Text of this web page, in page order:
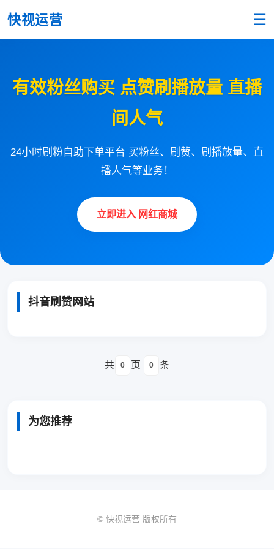
快视运营 ☰
有效粉丝购买 点赞刷播放量 直播
间人气
24小时刷粉自助下单平台 买粉丝、刷赞、刷播放量、直
播人气等业务！
立即进入 网红商城
抖音刷赞网站
共 0 页 0 条
为您推荐
© 快视运营 版权所有